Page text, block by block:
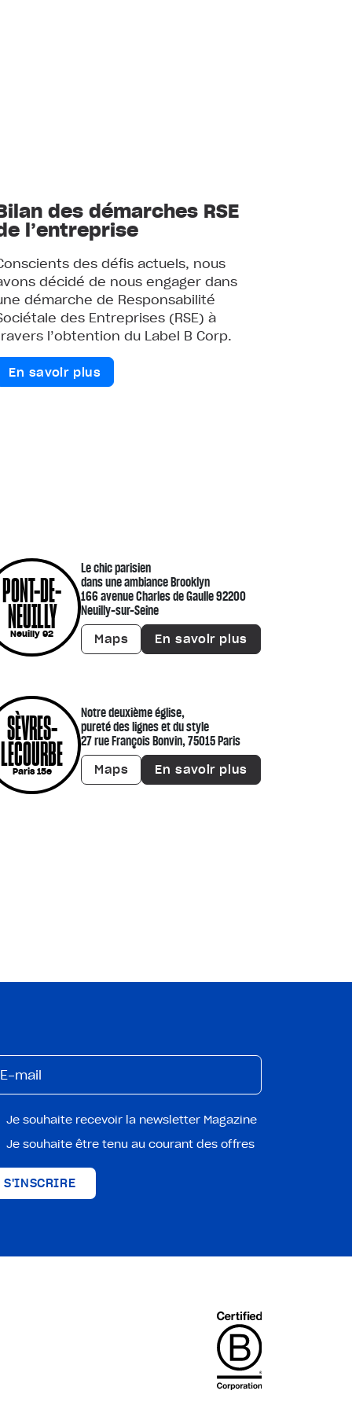
des démarches RSE
l’entreprise
des défis actuels, nous
décidé de nous engager dans
démarche de Responsabilité
des Entreprises (RSE) à
l’obtention du Label B Corp.
En savoir plus
PONT-DE-
NEUILLY
Neuilly 92
Le chic parisien
dans une ambiance Brooklyn
166 avenue Charles de Gaulle 92200
Neuilly-sur-Seine
Maps En savoir plus
SÈVRES-
LECOURBE
Paris 15e
Notre deuxième église,
pureté des lignes et du style
27 rue François Bonvin, 75015 Paris
Maps En savoir plus
Je souhaite recevoir la newsletter Magazine
Je souhaite être tenu au courant des offres
S'INSCRIRE